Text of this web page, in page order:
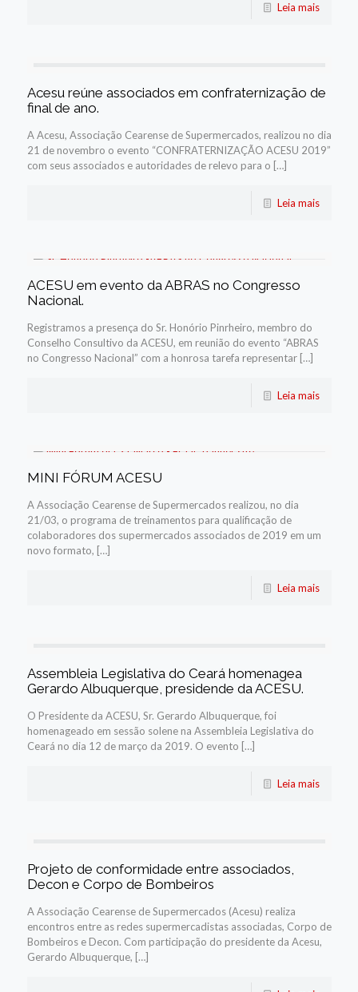
Leia mais
Acesu reúne associados em confraternização de
final de ano.
A Acesu, Associação Cearense de Supermercados, realizou no dia
21 de novembro o evento “CONFRATERNIZAÇÃO ACESU 2019”
com seus associados e autoridades de relevo para o […]
Leia mais
ACESU em evento da ABRAS no Congresso
Nacional.
Registramos a presença do Sr. Honório Pinrheiro, membro do
Conselho Consultivo da ACESU, em reunião do evento “ABRAS
no Congresso Nacional” com a honrosa tarefa representar […]
Leia mais
MINI FÓRUM ACESU
A Associação Cearense de Supermercados realizou, no dia
21/03, o programa de treinamentos para qualificação de
colaboradores dos supermercados associados de 2019 em um
novo formato, […]
Leia mais
Assembleia Legislativa do Ceará homenagea
Gerardo Albuquerque, presidende da ACESU.
O Presidente da ACESU, Sr. Gerardo Albuquerque, foi
homenageado em sessão solene na Assembleia Legislativa do
Ceará no dia 12 de março da 2019. O evento […]
Leia mais
Projeto de conformidade entre associados,
Decon e Corpo de Bombeiros
A Associação Cearense de Supermercados (Acesu) realiza
encontros entre as redes supermercadistas associadas, Corpo de
Bombeiros e Decon. Com participação do presidente da Acesu,
Gerardo Albuquerque, […]